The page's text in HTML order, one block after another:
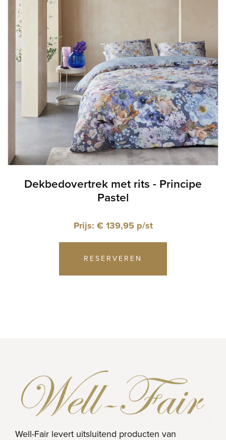
Dekbedovertrek met rits - Principe
Pastel
Prijs: € 139,95 p/st
RESERVEREN
Well-Fair levert uitsluitend producten van